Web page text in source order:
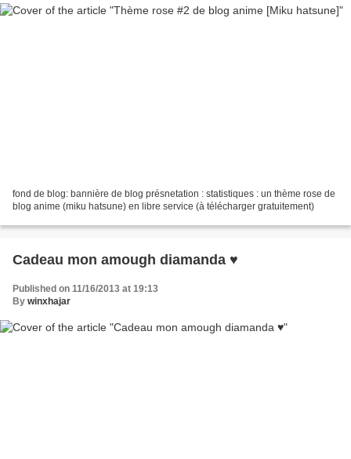
fond de blog: bannière de blog présnetation : statistiques : un thème rose de
blog anime (miku hatsune) en libre service (à télécharger gratuitement)
Cadeau mon amough diamanda ♥
Published on 11/16/2013 at 19:13
By winxhajar